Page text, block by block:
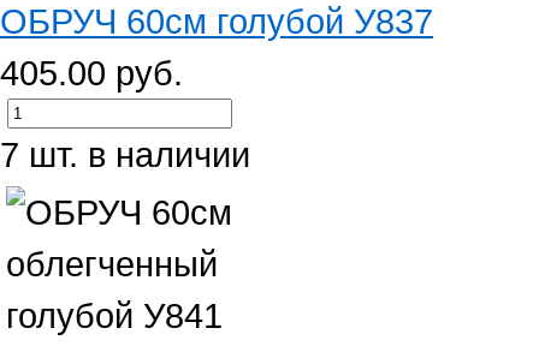
ОБРУЧ 60см голубой У837
405.00 руб.
7 шт. в наличии